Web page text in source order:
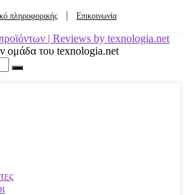
πληροφορικής Επικοινωνία
ομάδα του texnologia.net